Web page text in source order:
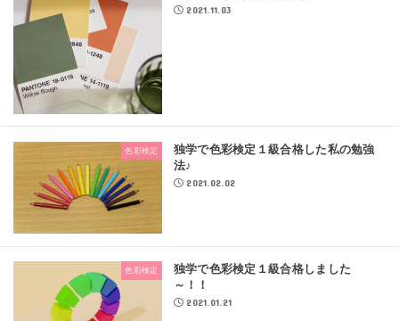
2021.11.03
色彩検定
独学で色彩検定１級合格した私の勉強
法♪
2021.02.02
色彩検定
独学で色彩検定１級合格しました
～！！
2021.01.21